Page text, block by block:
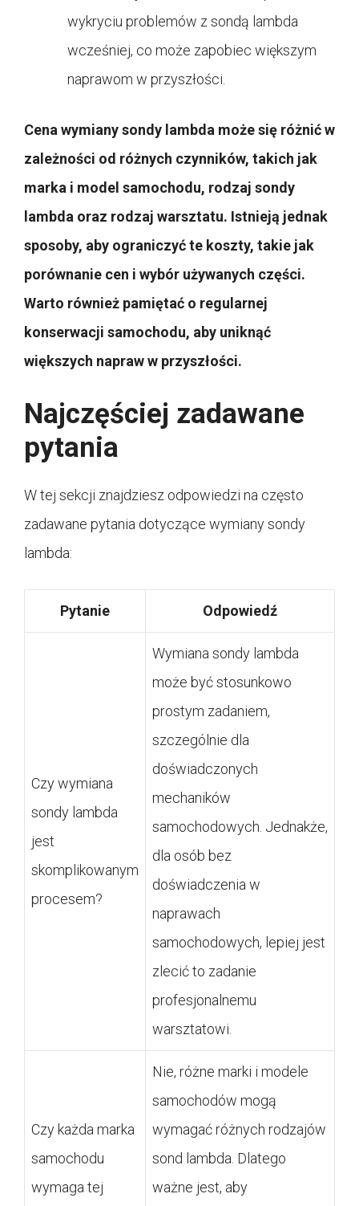
wykryciu problemów z sondą lambda
wcześniej, co może zapobiec większym
naprawom w przyszłości.
Cena wymiany sondy lambda może się różnić w
zależności od różnych czynników, takich jak
marka i model samochodu, rodzaj sondy
lambda oraz rodzaj warsztatu. Istnieją jednak
sposoby, aby ograniczyć te koszty, takie jak
porównanie cen i wybór używanych części.
Warto również pamiętać o regularnej
konserwacji samochodu, aby uniknąć
większych napraw w przyszłości.
Najczęściej zadawane
pytania
W tej sekcji znajdziesz odpowiedzi na często
zadawane pytania dotyczące wymiany sondy
lambda:
Pytanie Odpowiedź
Czy wymiana
sondy lambda
jest
skomplikowanym
procesem?
Wymiana sondy lambda
może być stosunkowo
prostym zadaniem,
szczególnie dla
doświadczonych
mechaników
samochodowych. Jednakże,
dla osób bez
doświadczenia w
naprawach
samochodowych, lepiej jest
zlecić to zadanie
profesjonalnemu
warsztatowi.
Czy każda marka
samochodu
wymaga tej
Nie, różne marki i modele
samochodów mogą
wymagać różnych rodzajów
sond lambda. Dlatego
ważne jest, aby